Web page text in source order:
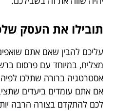
תובילו את העסק
עליכם להבין שאם אתם
מצליח, במיוחד עם פרסום
אסטרטגיה ברורה שתלכו
אם אתם עומדים ביעדים
לכם להתקדם בצורה הרבה